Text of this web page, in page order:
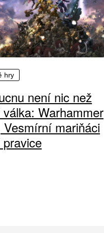
hry
není nic než
Warhammer
Vesmírní mariňáci